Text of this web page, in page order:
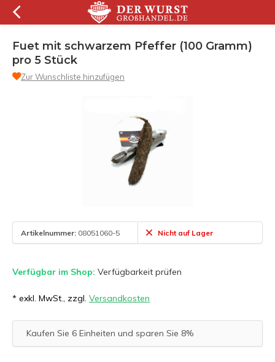
Fuet mit schwarzem Pfeffer (100 Gramm)
pro 5 Stück
Zur Wunschliste hinzufügen
Artikelnummer: 08051060-5 Nicht auf Lager
Verfügbar im Shop: Verfügbarkeit prüfen
* exkl. MwSt., zzgl. Versandkosten
Kaufen Sie 6 Einheiten und sparen Sie 8%